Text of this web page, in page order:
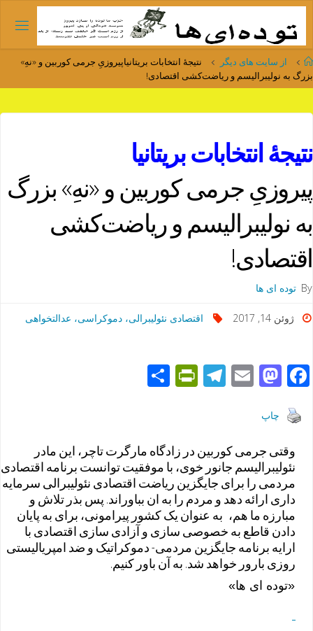
Skip
content
Homeاز سایت های دیگر
نتیجهٔ انتخابات بریتانیاپیروزیِ جرمی کوربین و «نهِ»
بزرگ به نولیبرالیسم و ریاضت‌کشی اقتصادی!
نتیجهٔ انتخابات بریتانیا
پیروزیِ جرمی کوربین و «نهِ» بزرگ
به نولیبرالیسم و ریاضت‌کشی
اقتصادی!
By توده ای ها
ژوئن 14, 2017 اقتصادی نئولیبرالی، دموکراسی، عدالتخواهی
F
e
b
o
o
k
M
o
n
E
T
gr
a
m
Pr
ri
e
n
dl
y
e
چاپ
وقتی جرمی کوربین در زادگاه مارگرت تاچر، این مادر
نئولیبرالیسم جانور خوی، با موفقیت توانست برنامه اقتصادی
مردمی را برای جایگزین ریاضت اقتصادی نئولیبرالی سرمایه
داری ارائه دهد و مردم را به ان بباوراند. پس بذر تلاش و
مبارزه ما هم، به عنوان یک کشور پیرامونی، برای به پایان
دادن قاطع به خصوصی سازی و آزادی سازی اقتصادی با
ارایه برنامه جایگزین مردمی- دموکراتیک و ضد امپریالیستی
روزی بارور خواهد شد. به آن باور کنیم.
«توده ای ها»